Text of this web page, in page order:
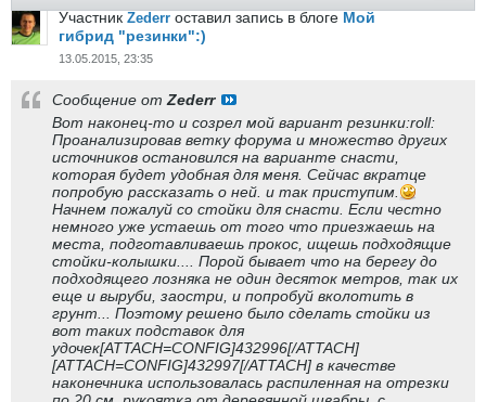
Участник Zederr оставил запись в блоге Мой
гибрид "резинки":)
13.05.2015, 23:35
Сообщение от Zederr
Вот наконец-то и созрел мой вариант резинки:roll:
Проанализировав ветку форума и множество других
источников остановился на варианте снасти,
которая будет удобная для меня. Сейчас вкратце
попробую рассказать о ней. и так приступим.
Начнем пожалуй со стойки для снасти. Если честно
немного уже устаешь от того что приезжаешь на
места, подготавливаешь прокос, ищешь подходящие
стойки-колышки.... Порой бывает что на берегу до
подходящего лозняка не один десяток метров, так их
еще и выруби, заостри, и попробуй вколотить в
грунт... Поэтому решено было сделать стойки из
вот таких подставок для
удочек[ATTACH=CONFIG]432996[/ATTACH]
[ATTACH=CONFIG]432997[/ATTACH] в качестве
наконечника использовалась распиленная на отрезки